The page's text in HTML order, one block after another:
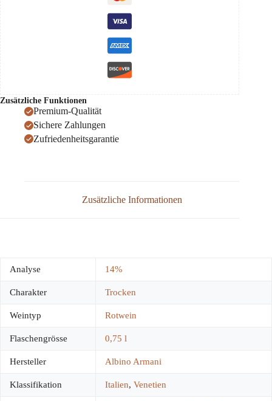
Zusätzliche Funktionen
Premium-Qualität
Sichere Zahlungen
Zufriedenheitsgarantie
Zusätzliche Informationen
Analyse 14%
Charakter Trocken
Weintyp Rotwein
Flaschengrösse 0,75 l
Hersteller Albino Armani
Klassifikation Italien, Venetien